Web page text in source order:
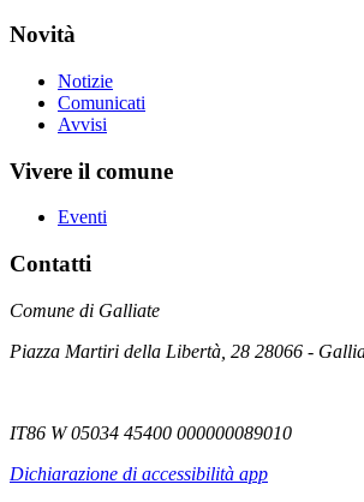
Novità
Notizie
Comunicati
Avvisi
Vivere il comune
Eventi
Contatti
Comune di Galliate
Piazza Martiri della Libertà, 28 28066 -
IT86 W 05034 45400 000000089010
Dichiarazione di accessibilità app